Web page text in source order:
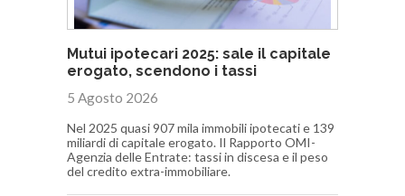
Mutui ipotecari 2025: sale il capitale
erogato, scendono i tassi
5 Agosto 2026
Nel 2025 quasi 907 mila immobili ipotecati e 139
miliardi di capitale erogato. Il Rapporto OMI-
Agenzia delle Entrate: tassi in discesa e il peso
del credito extra-immobiliare.